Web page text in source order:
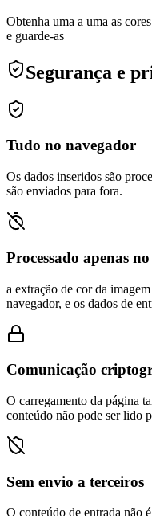
Obtenha uma a uma as
e guarde-as
Segurança e
Tudo no navegador
Os dados inseridos são
são enviados para fora.
Processado apenas
a extração de cor da
navegador, e os dados de
Comunicação
O carregamento da página
conteúdo não pode ser lido
Sem envio a terceiros
O conteúdo de entrada não